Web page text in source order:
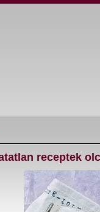
receptek